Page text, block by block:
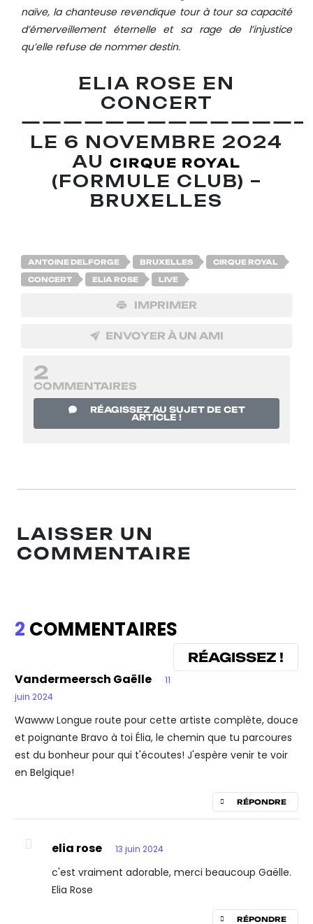
naïve, la chanteuse revendique tour à tour sa capacité
d’émerveillement éternelle et sa rage de l’injustice
qu’elle refuse de nommer destin.
ELIA ROSE EN
CONCERT
—————————————–
LE 6 NOVEMBRE 2024
AU CIRQUE ROYAL
(FORMULE CLUB) –
BRUXELLES
ANTOINE DELFORGE BRUXELLES CIRQUE ROYAL
CONCERT ELIA ROSE LIVE
IMPRIMER
ENVOYER À UN AMI
2
COMMENTAIRES
RÉAGISSEZ AU SUJET DE CET
ARTICLE !
LAISSER UN
COMMENTAIRE
2 COMMENTAIRES
RÉAGISSEZ !
Vandermeersch Gaëlle
11
juin 2024
Wawww Longue route pour cette artiste complète, douce
et poignante Bravo à toi Élia, le chemin que tu parcoures
est du bonheur pour qui t'écoutes! J'espère venir te voir
en Belgique!
RÉPONDRE
elia rose 13 juin 2024
c'est vraiment adorable, merci beaucoup Gaëlle.
Elia Rose
RÉPONDRE